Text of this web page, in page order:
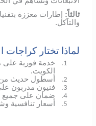
ثالثاً: إطارات معززة
والتآكل.
لماذا تختار كراجات
1.
خدمة فورية على
الكويت.
2. أسطول حديث من
3. فنيون مدربون
4. ضمان على جميع
5. أسعار تنافسية